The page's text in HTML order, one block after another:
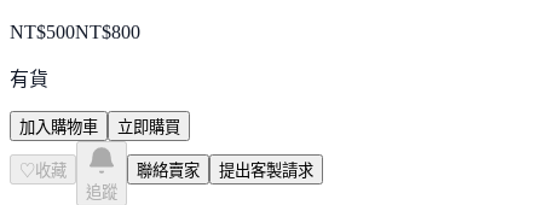
NT$500NT$800
有貨
加入購物車 立即購買
♡ 收藏
追蹤
聯絡賣家 提出客製請求